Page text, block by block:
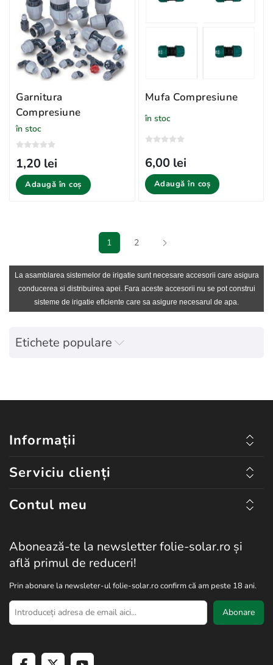
Garnitura
Compresiune
în stoc
1,20 lei
Adaugă în coș
Mufa Compresiune
în stoc
6,00 lei
Adaugă în coș
1 2
La asamblarea sistemelor de irigatie sunt necesare accesorii care asigura
conducerea si distribuirea apei. Fara aceste accesorii nu se pot construi
sisteme de irigatie eficiente care sa asigure necesarul de apa.
Etichete populare
Informații
Serviciu clienți
Contul meu
Abonează-te la newsletter folie-solar.ro și
află primul de reduceri!
Prin abonare la newsleter-ul folie-solar.ro confirm că am peste 18 ani.
Abonare